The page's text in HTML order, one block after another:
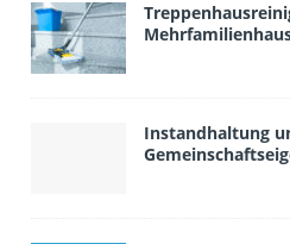
Instandhaltung